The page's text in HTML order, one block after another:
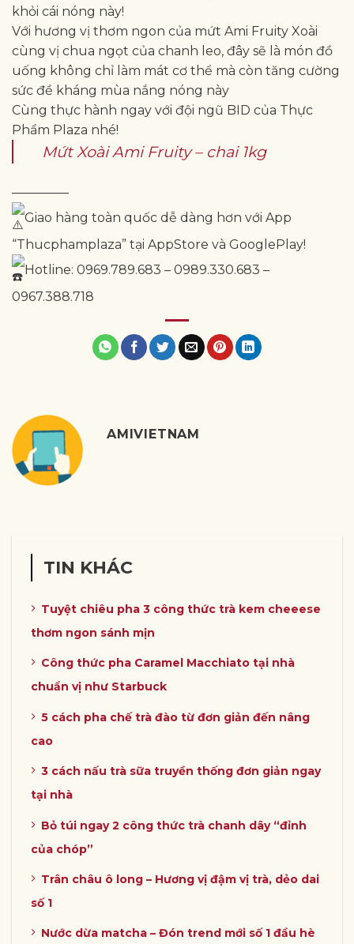
khỏi cái nóng này!
Với hương vị thơm ngon của mứt Ami Fruity Xoài
cùng vị chua ngọt của chanh leo, đây sẽ là món đồ
uống không chỉ làm mát cơ thể mà còn tăng cường
sức đề kháng mùa nắng nóng này
Cùng thực hành ngay với đội ngũ BID của Thực
Phẩm Plaza nhé!
Mứt Xoài Ami Fruity – chai 1kg
————–
Giao hàng toàn quốc dễ dàng hơn với App
“Thucphamplaza” tại AppStore và GooglePlay!
Hotline: 0969.789.683 – 0989.330.683 –
0967.388.718
AMIVIETNAM
TIN KHÁC
Tuyệt chiêu pha 3 công thức trà kem cheeese
thơm ngon sánh mịn
Công thức pha Caramel Macchiato tại nhà
chuẩn vị như Starbuck
5 cách pha chế trà đào từ đơn giản đến nâng
cao
3 cách nấu trà sữa truyền thống đơn giản ngay
tại nhà
Bỏ túi ngay 2 công thức trà chanh dây “đỉnh
của chóp”
Trân châu ô long – Hương vị đậm vị trà, dẻo dai
số 1
Nước dừa matcha – Đón trend mới số 1 đầu hè